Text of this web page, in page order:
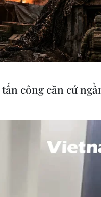
Hỗ trợ
TTXVN
Quảng cáo
BTTTT do Bộ Thông tin và
Nguyễn Thị Tám:
- (024) 39411348, Fax:
công căn cứ